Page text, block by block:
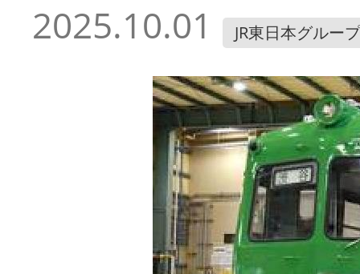
2025.10.01 JR東日本グループ